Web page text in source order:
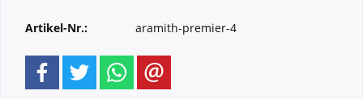
Artikel-Nr.: aramith-premier-4